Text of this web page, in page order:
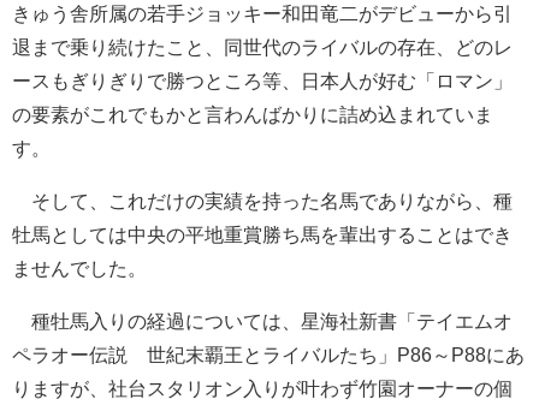
きゅう舎所属の若手ジョッキー和田竜二がデビューから引
退まで乗り続けたこと、同世代のライバルの存在、どのレ
ースもぎりぎりで勝つところ等、日本人が好む「ロマン」
の要素がこれでもかと言わんばかりに詰め込まれていま
す。
そして、これだけの実績を持った名馬でありながら、種
牡馬としては中央の平地重賞勝ち馬を輩出することはでき
ませんでした。
種牡馬入りの経過については、星海社新書「テイエムオ
ペラオー伝説 世紀末覇王とライバルたち」P86～P88にあ
りますが、社台スタリオン入りが叶わず竹園オーナーの個